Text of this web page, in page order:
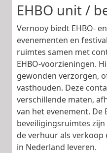
EHBO unit /
Vernooy biedt EHBO-
evenementen en
ruimtes samen met
EHBO-voorzieningen.
gewonden verzorgen,
vasthouden. Deze
verschillende maten,
van het evenement. De
beveiligingsruimtes
de verhuur als verkoop
in Nederland leveren.